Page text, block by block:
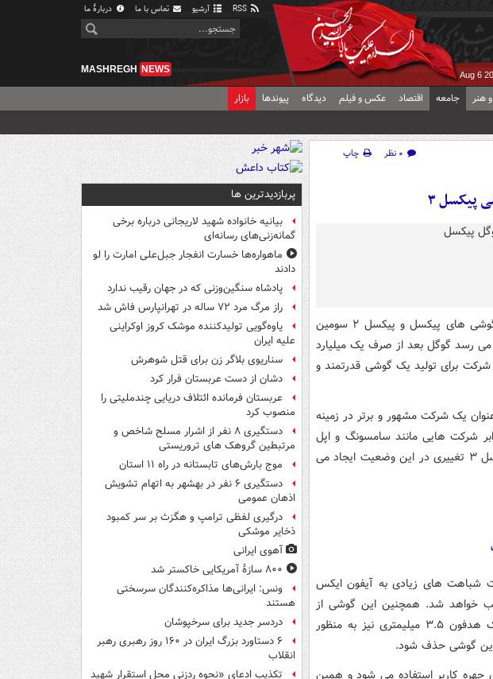
آرشیو تماس با ما دربارهٔ ما
Aug 6
MASHREGH NEWS
هنر جامعه اقتصاد عکس و فیلم دیدگاه پیوندها بازار
۰ نظر
چاپ
پیکسل ۳
بعد از گوشی های پیکسل و پیکسل ۲ سومین
رسد گوگل بعد از صرف یک میلیارد
شرکت برای تولید یک گوشی قدرتمند و
یک شرکت مشهور و برتر در زمینه
شرکت هایی مانند سامسونگ و اپل
حرفی برای گفتن ندارد. باید منتظر ماند و دید عرضه پیکسل ۳ تغییری در این وضعیت ایجاد می
ظاهری و امکانات شباهت های زیادی به آیفون ایکس
خواهد شد. همچنین این گوشی از
نمایشگری بزرگ و فراگیر بهره می گیرد. ممکن است جک هدفون ۳.۵ میلیمتری نیز به منظور
بعدی چهره کاربر استفاده می شود و همین
پربازدیدترین ها
بیانیه خانواده شهید لاریجانی درباره برخی
گمانه‌زنی‌های رسانه‌ای
ماهواره‌ها خسارت انفجار جبل‌علی امارت را لو
دادند
پادشاه سنگین‌وزنی که در جهان رقیب ندارد
راز مرگ مرد ۷۲ ساله در تهرانپارس فاش شد
یاوه‌گویی تولیدکننده موشک کروز اوکراینی
علیه ایران
سناریوی بلاگر زن برای قتل شوهرش
دشان از دست عربستان فرار کرد
عربستان فرمانده ائتلاف دریایی چندملیتی را
منصوب کرد
دستگیری ۸ نفر از اشرار مسلح شاخص و
مرتبطین گروهک های تروریستی
موج بارش‌های تابستانه در راه ۱۱ استان
دستگیری ۶ نفر در بهشهر به اتهام تشویش
اذهان عمومی
درگیری لفظی ترامپ و هگزث بر سر کمبود
ذخایر موشکی
آهوی ایرانی
۸۰۰ سازۀ آمریکایی خاکستر شد
ونس: ایرانی‌ها مذاکره‌کنندگان سرسختی
هستند
دردسر جدید برای سرخپوشان
۶ دستاورد بزرگ ایران در ۱۶۰ روز رهبری رهبر
انقلاب
تکذیب ادعای «نحوه ردزنی محل استقرار شهید